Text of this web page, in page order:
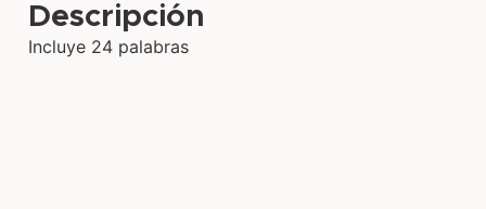
Descripción
Incluye 24 palabras